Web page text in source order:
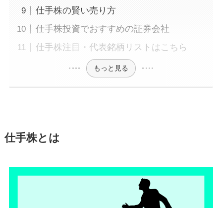
仕手株の賢い売り方
仕手株投資でおすすめの証券会社
仕手株注目・代表銘柄リストはこちら
もっと見る
仕手株とは